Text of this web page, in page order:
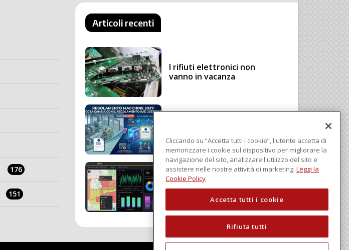
176
151
Articoli recenti
I rifiuti elettronici non
vanno in vacanza
Regolamento Macchine
2023/1230
Schneider Electric, una
piattaforma di intelligenza
Cliccando su “Accetta tutti i cookie”, l'utente accetta di
memorizzare i cookie sul dispositivo per migliorare la
navigazione del sito, analizzare l'utilizzo del sito e
assistere nelle nostre attività di marketing. Leggi la
Cookie Policy
Accetta tutti i cookie
Rifiuta tutti